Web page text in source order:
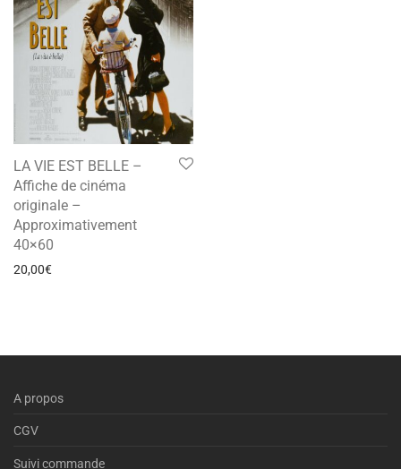
LA VIE EST BELLE –
Affiche de cinéma
originale –
Approximativement
40×60
20,00€
A propos
CGV
Suivi commande